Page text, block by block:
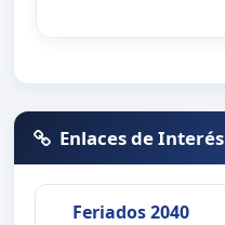
Enlaces de Interés
Feriados 2040